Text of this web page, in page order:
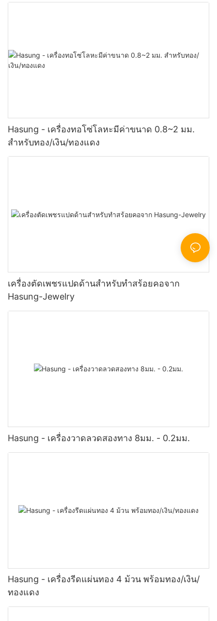
Hasung - เครื่องทอโซ่โลหะมีค่าขนาด 0.8~2 มม.
สำหรับทอง/เงิน/ทองแดง
เครื่องตัดเพชรแปดด้านสำหรับทำสร้อยคอจาก
Hasung-Jewelry
Hasung - เครื่องวาดลวดสองทาง 8มม. - 0.2มม.
Hasung - เครื่องรีดแผ่นทอง 4 ม้วน พร้อมทอง/เงิน/
ทองแดง